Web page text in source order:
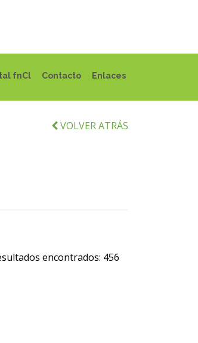
fnCl Contacto Enlaces
VOLVER ATRÁS
encontrados: 456